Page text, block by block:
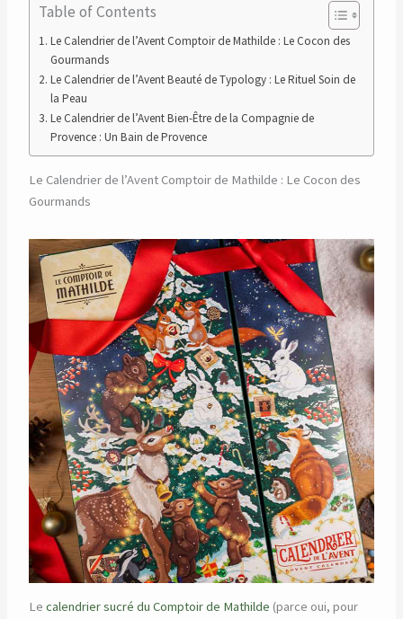
Table of Contents
Le Calendrier de l’Avent Comptoir de Mathilde : Le Cocon des
Gourmands
Le Calendrier de l’Avent Beauté de Typology : Le Rituel Soin de
la Peau
Le Calendrier de l’Avent Bien-Être de la Compagnie de
Provence : Un Bain de Provence
Le Calendrier de l’Avent Comptoir de Mathilde : Le Cocon des
Gourmands
Le calendrier sucré du Comptoir de Mathilde (parce oui, pour